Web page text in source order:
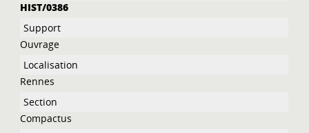
HIST/0386
Ouvrage
Rennes
Compactus